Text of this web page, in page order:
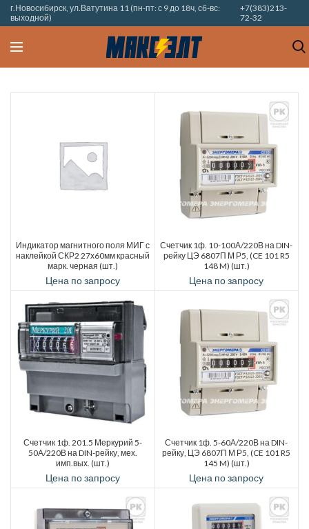
г.Новосибирск, ул.Ватутина 11 (пн-пт: с 9 до 18ч, сб-вс:
выходной)
+7(383)213-
72-32
Индикатор магнитного поля МИГ с
наклейкой СКР2 27х60мм красный
марк. черная (шт.)
Цена по запросу
Счетчик 1ф. 10-100А/220В на DIN-
рейку ЦЭ 6807П М Р5, (CE 101 R5
148 M) (шт.)
Цена по запросу
Счетчик 1ф. 201.5 Меркурий 5-
50А/220В на DIN-рейку, мех.
имп.вых. (шт.)
Цена по запросу
Счетчик 1ф. 5-60А/220В на DIN-
рейку, ЦЭ 6807П М Р5, (CE 101 R5
145 M) (шт.)
Цена по запросу